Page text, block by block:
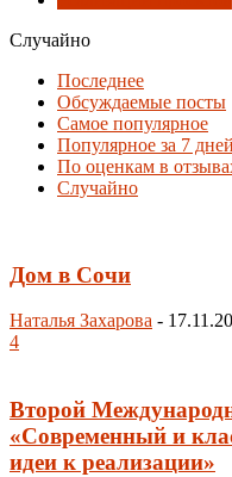
Случайно
Последнее
Обсуждаемые посты
Самое популярное
Популярное за 7 дней
По оценкам в
Случайно
Дом в Сочи
Наталья Захарова -
4
Второй
«Современный и
идеи к реализации»